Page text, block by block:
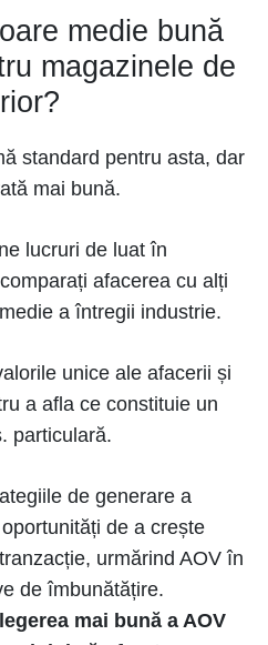
medie bună
magazinele de
standard pentru asta, dar
mai bună.
lucruri de luat în
afacerea cu alți
a întregii industrie.
unice ale afacerii și
a afla ce constituie un
particulară.
de generare a
de a crește
urmărind AOV în
de îmbunătățire.
mai bună a AOV